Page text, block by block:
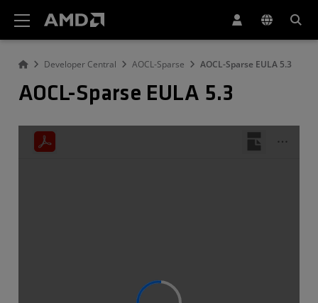
Developer Central AOCL-Sparse AOCL-Sparse EULA 5.3
AOCL-Sparse EULA 5.3